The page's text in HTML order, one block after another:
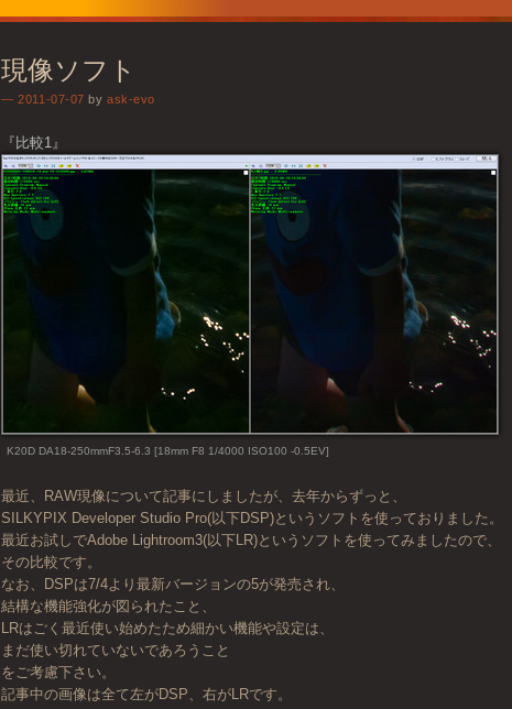
現像ソフト
2011-07-07 byask-evo
『比較1』
K20D DA18-250mmF3.5-6.3 [18mm F8 1/4000 ISO100 -0.5EV]
最近、RAW現像について記事にしましたが、去年からずっと、
SILKYPIX Developer Studio Pro(以下DSP)というソフトを使っておりました。
最近お試しでAdobe Lightroom3(以下LR)というソフトを使ってみましたので、
その比較です。
なお、DSPは7/4より最新バージョンの5が発売され、
結構な機能強化が図られたこと、
LRはごく最近使い始めたため細かい機能や設定は、
まだ使い切れていないであろうこと
をご考慮下さい。
記事中の画像は全て左がDSP、右がLRです。